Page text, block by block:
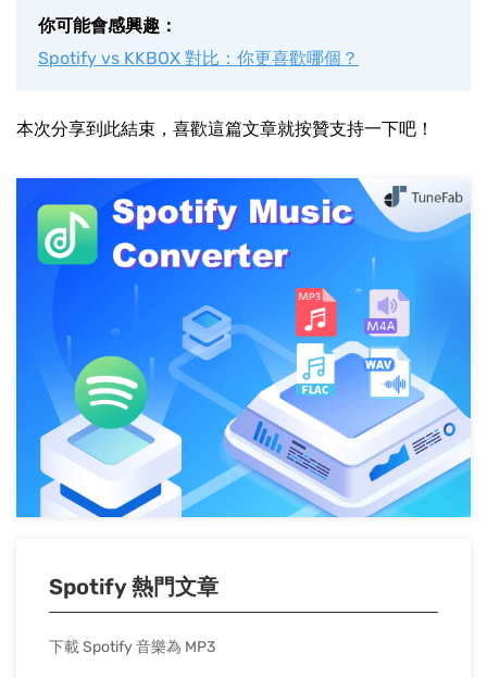
你可能會感興趣：
Spotify vs KKBOX 對比：你更喜歡哪個？
本次分享到此結束，喜歡這篇文章就按贊支持一下吧！
Spotify 熱門文章
下載 Spotify 音樂為 MP3